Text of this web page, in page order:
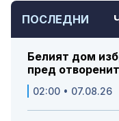
ПОСЛЕДНИ
Белият дом
пред
02:00 • 07.08.26